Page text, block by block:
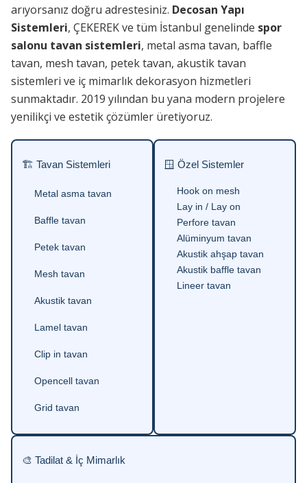
arıyorsanız doğru adrestesiniz. Decosan Yapı
Sistemleri, ÇEKEREK ve tüm İstanbul genelinde spor
salonu tavan sistemleri, metal asma tavan, baffle
tavan, mesh tavan, petek tavan, akustik tavan
sistemleri ve iç mimarlık dekorasyon hizmetleri
sunmaktadır. 2019 yılından bu yana modern projelere
yenilikçi ve estetik çözümler üretiyoruz.
🏗 Tavan Sistemleri
Metal asma tavan
Baffle tavan
Petek tavan
Mesh tavan
Akustik tavan
Lamel tavan
Clip in tavan
Opencell tavan
Grid tavan
🪟 Özel Sistemler
Hook on mesh
Lay in / Lay on
Perfore tavan
Alüminyum tavan
Akustik ahşap tavan
Akustik baffle tavan
Lineer tavan
🎨 Tadilat & İç Mimarlık